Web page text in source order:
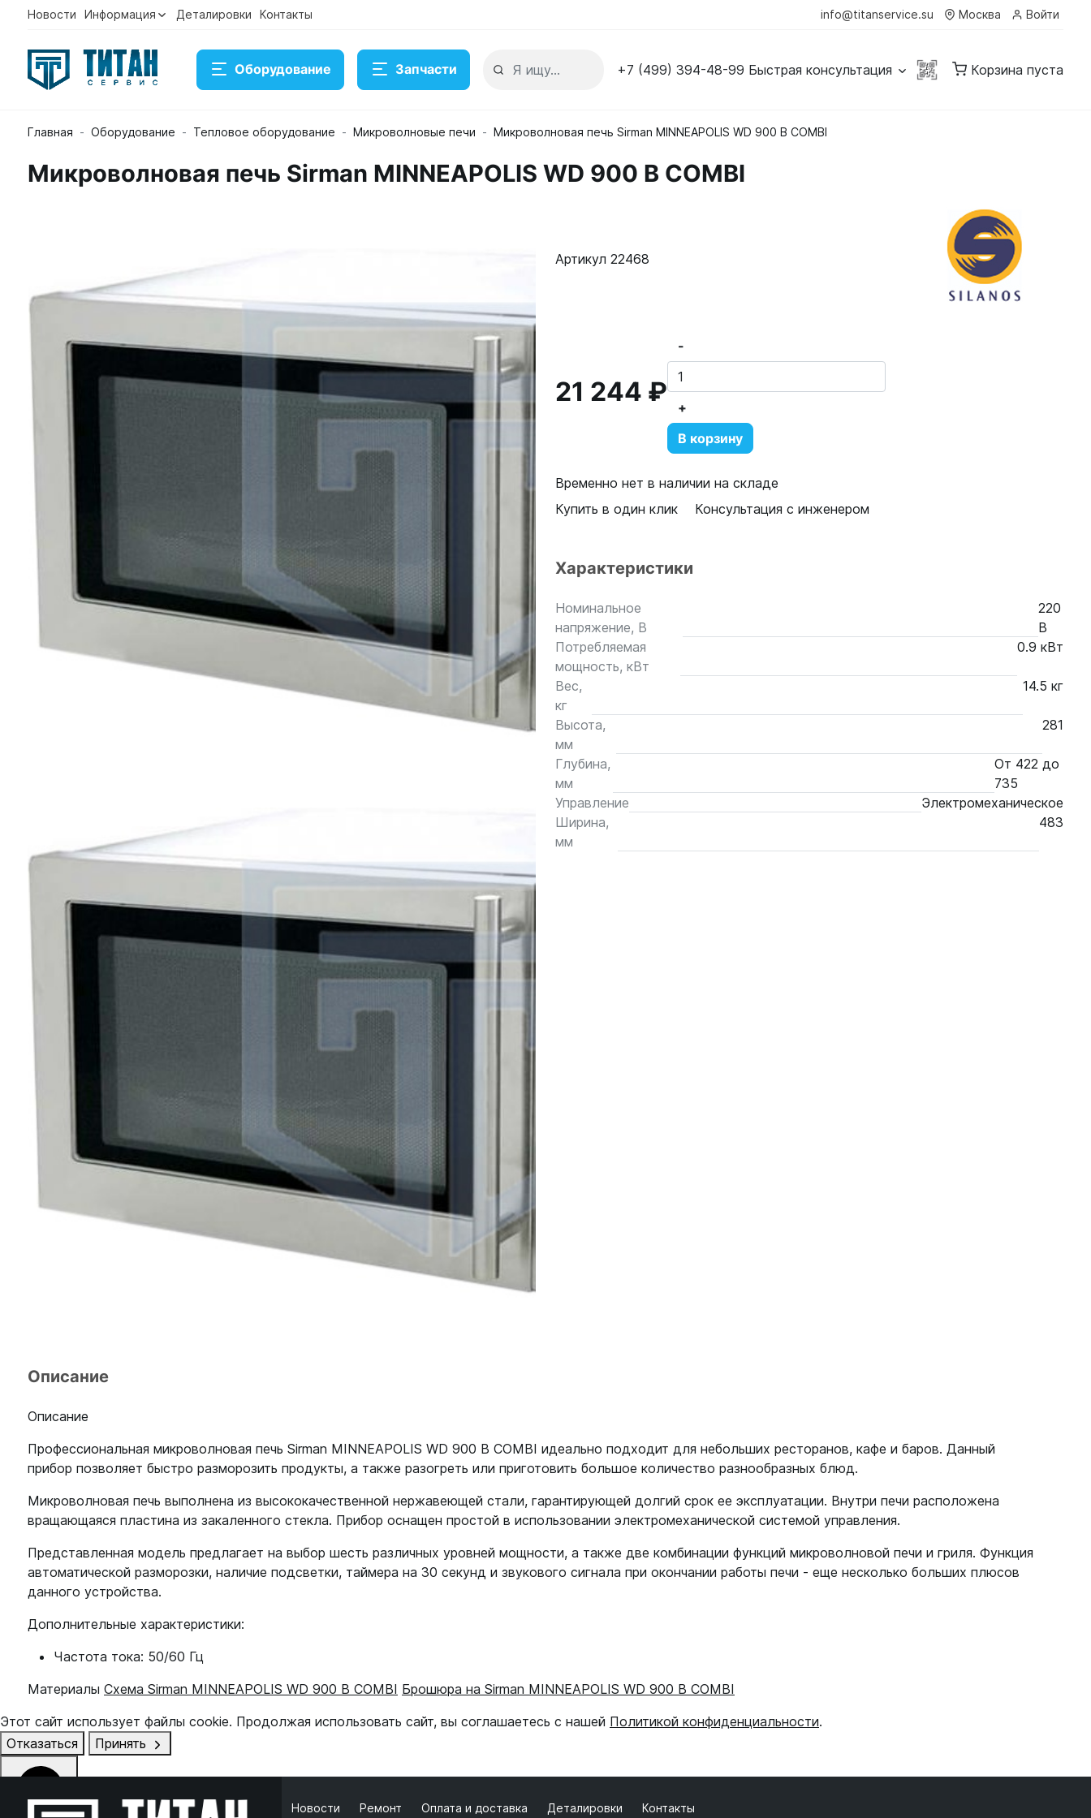
Новости Информация Деталировки Контакты info@titanservice.su Москва Войти
Оборудование Запчасти +7 (499) 394-48-99 Быстрая консультация Корзина пуста
Главная Оборудование Тепловое оборудование Микроволновые печи Микроволновая печь Sirman MINNEAPOLIS WD 900 B COMBI
Микроволновая печь Sirman MINNEAPOLIS WD 900 B COMBI
Артикул 22468 Временно нет в наличии на складе
Микроволновая печь Sirman MINNEAPOLIS WD 900 B COMBI
Артикул 22468
21 244 ₽
-
+
В корзину
Временно нет в наличии на складе
Купить в один клик
Консультация с инженером
Характеристики
Номинальное
напряжение, В
220
В
Потребляемая
мощность, кВт
0.9 кВт
Вес,
кг
14.5 кг
Высота,
мм
281
Глубина,
мм
От 422 до
735
Управление
Электромеханическое
Ширина,
мм
483
Описание
Описание
Профессиональная микроволновая печь Sirman MINNEAPOLIS WD 900 B COMBI идеально подходит для небольших ресторанов, кафе и баров. Данный
прибор позволяет быстро разморозить продукты, а также разогреть или приготовить большое количество разнообразных блюд.
Микроволновая печь выполнена из высококачественной нержавеющей стали, гарантирующей долгий срок ее эксплуатации. Внутри печи расположена
вращающаяся пластина из закаленного стекла. Прибор оснащен простой в использовании электромеханической системой управления.
Представленная модель предлагает на выбор шесть различных уровней мощности, а также две комбинации функций микроволновой печи и гриля. Функция
автоматической разморозки, наличие подсветки, таймера на 30 секунд и звукового сигнала при окончании работы печи - еще несколько больших плюсов
данного устройства.
Дополнительные характеристики:
Частота тока: 50/60 Гц
Материалы Схема Sirman MINNEAPOLIS WD 900 B COMBI Брошюра на Sirman MINNEAPOLIS WD 900 B COMBI
Новости Ремонт Оплата и доставка Деталировки Контакты
Этот сайт использует файлы cookie. Продолжая использовать сайт, вы соглашаетесь с нашей Политикой конфиденциальности.
Отказаться
Принять